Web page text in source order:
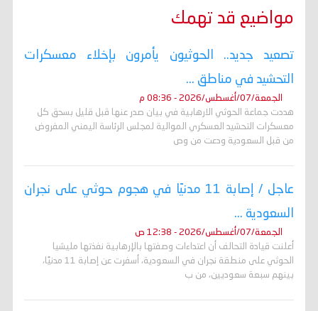
مواضيع قد تهمك
تصعيد جديد.. الحوثيون يأمرون بإخلاء معسكرات
التحشيد في مناطق ...
الجمعة/07/أغسطس/2026 - 08:36 م
هددت جماعة الحوثي الارهابية في بيان صدر عنها قبل قليل بسحق كل
معسكرات التحشيد العسكري الموالية لمجلس الرئاسة اليمني المفروض
من قبل السعودية ودعت من وص
عاجل / إصابة 11 مدنيًا في هجوم حوثي على نجران
السعودية ...
الجمعة/07/أغسطس/2026 - 12:38 ص
أعلنت قيادة التحالف أن اعتداءات وصفتها بالإرهابية نفذتها مليشيا
الحوثي على منطقة نجران في السعودية، أسفرت عن إصابة 11 مدنيًا،
بينهم سبعة سعوديين، من ب